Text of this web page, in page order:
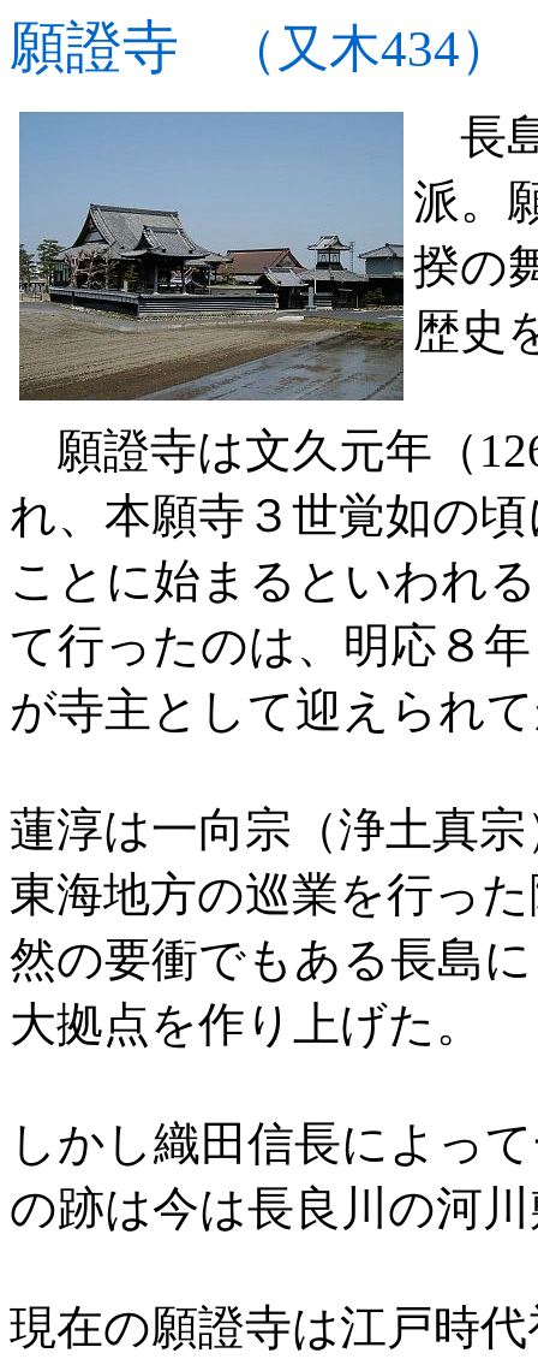
願證寺 （又木434）
長
派。
揆の
歴史
願證寺は文久元年（
れ、本願寺３世覚如の
ことに始まるといわれ
て行ったのは、明応８
が寺主として迎えられ
蓮淳は一向宗（浄土真
東海地方の巡業を行っ
然の要衝でもある長島
大拠点を作り上げた。
しかし織田信長によっ
の跡は今は長良川の河
現在の願證寺は江戸時